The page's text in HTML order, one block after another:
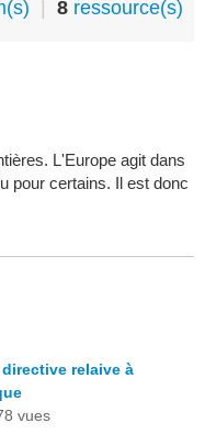
8 ressource(s)
L'Europe agit dans
pour certains. Il est donc
relaive à
vues